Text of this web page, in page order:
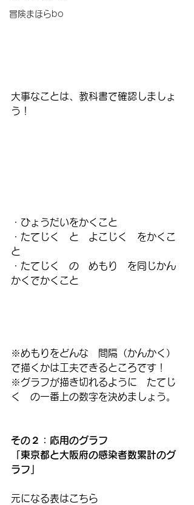
冒険まほらbo
大事なことは、教科書で確認しましょ
う！
・ひょうだいをかくこと
・たてじく　と　よこじく　をかくこ
と
・たてじく　の　めもり　を同じかん
かくでかくこと
※めもりをどんな　間隔（かんかく）
で描くかは工夫できるところです！
※グラフが描き切れるように　たてじ
く　の一番上の数字を決めましょう。
その２：応用のグラフ
「東京都と大阪府の感染者数累計のグ
ラフ」
元になる表はこちら